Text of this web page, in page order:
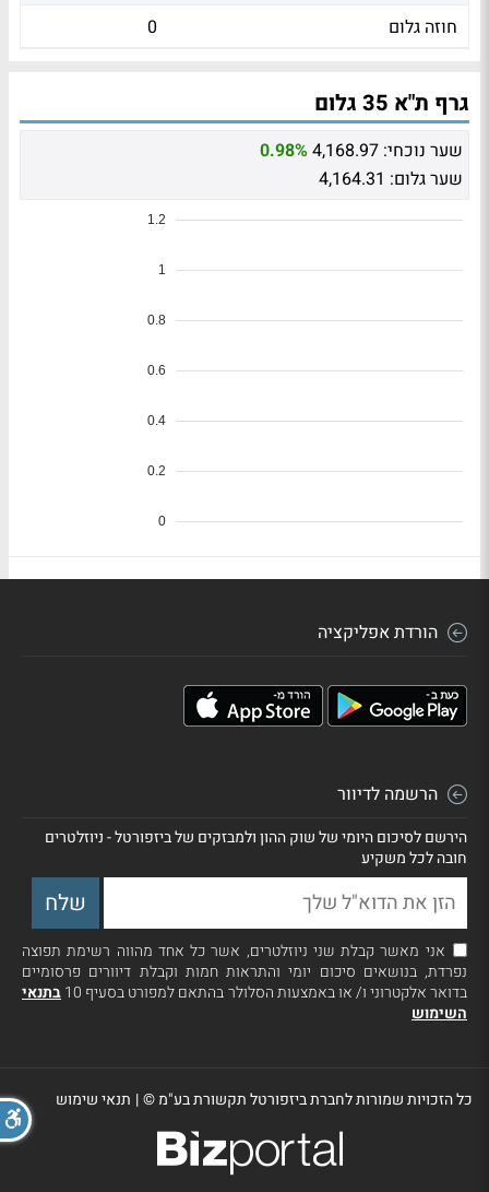
חוזה גלום
0
גרף ת"א 35 גלום
שער נוכחי: 4,168.97
0.98%
שער גלום: 4,164.31
הורדת אפליקציה
הרשמה לדיוור
הירשם לסיכום היומי של שוק ההון ולמבזקים של ביזפורטל - ניוזלטרים
חובה לכל משקיע
אני מאשר קבלת שני ניוזלטרים, אשר כל אחד מהווה רשימת תפוצה
נפרדת, בנושאים סיכום יומי והתראות חמות וקבלת דיוורים פרסומיים
בדואר אלקטרוני ו/ או באמצעות הסלולר בהתאם למפורט בסעיף 10
בתנאי
השימוש
כל הזכויות שמורות לחברת ביזפורטל תקשורת בע"מ ©| תנאי שימוש